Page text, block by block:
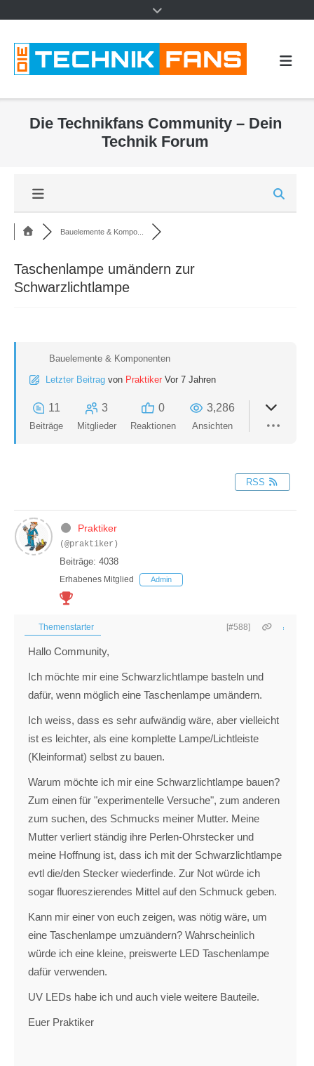
Die Technikfans Community – Dein
Technik Forum
Bauelemente & Kompo...
Taschenlampe umändern zur
Schwarzlichtlampe
Bauelemente & Komponenten
Letzter Beitrag von Praktiker Vor 7 Jahren
11
Beiträge
3
Mitglieder
0
Reaktionen
3,286
Ansichten
RSS
Praktiker
(@praktiker)
Beiträge: 4038
Erhabenes Mitglied Admin
Themenstarter [#588]
Hallo Community,
Ich möchte mir eine Schwarzlichtlampe basteln und
dafür, wenn möglich eine Taschenlampe umändern.
Ich weiss, dass es sehr aufwändig wäre, aber vielleicht
ist es leichter, als eine komplette Lampe/Lichtleiste
(Kleinformat) selbst zu bauen.
Warum möchte ich mir eine Schwarzlichtlampe bauen?
Zum einen für "experimentelle Versuche", zum anderen
zum suchen, des Schmucks meiner Mutter. Meine
Mutter verliert ständig ihre Perlen-Ohrstecker und
meine Hoffnung ist, dass ich mit der Schwarzlichtlampe
evtl die/den Stecker wiederfinde. Zur Not würde ich
sogar fluoreszierendes Mittel auf den Schmuck geben.
Kann mir einer von euch zeigen, was nötig wäre, um
eine Taschenlampe umzuändern? Wahrscheinlich
würde ich eine kleine, preiswerte LED Taschenlampe
dafür verwenden.
UV LEDs habe ich und auch viele weitere Bauteile.
Euer Praktiker